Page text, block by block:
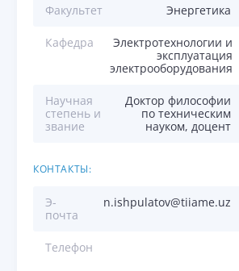
Факультет Энергетикa
Кафедра
Электротехнологии и
эксплуатация
электрооборудования
Научная
степень и
звание
Доктор философии
по техническим
науком, доцент
КОНТАКТЫ:
Э-
почта
n.ishpulatov@tiiame.uz
Телефон